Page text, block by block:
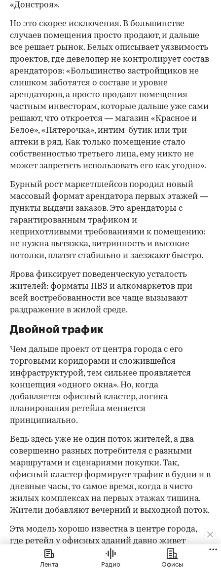
«Донстроя».
Но это скорее исключения. В большинстве
случаев помещения просто продают, и дальше
все решает рынок. Белых описывает уязвимость
проектов, где девелопер не контролирует состав
арендаторов: «Большинство застройщиков не
слишком заботятся о составе и уровне
арендаторов, а просто продают помещения
частным инвесторам, которые дальше уже сами
решают, что откроется — магазин «Красное и
Белое», «Пятерочка», интим-бутик или три
аптеки в ряд. Как только помещение стало
собственностью третьего лица, ему никто не
может запретить использовать его как угодно».
Бурный рост маркетплейсов породил новый
массовый формат арендатора первых этажей —
пункты выдачи заказов. Это арендаторы с
гарантированным трафиком и
неприхотливыми требованиями к помещению:
не нужна вытяжка, витринность и высокие
потолки, платят стабильно и заезжают быстро.
Ярова фиксирует поведенческую усталость
жителей: форматы ПВЗ и алкомаркетов при
всей востребованности все чаще вызывают
раздражение в жилой среде.
Двойной трафик
Чем дальше проект от центра города с его
торговыми коридорами и сложившейся
инфраструктурой, тем сильнее проявляется
концепция «одного окна». Но, когда
добавляется офисный кластер, логика
планирования ретейла меняется
принципиально.
Ведь здесь уже не один поток жителей, а два
совершенно разных потребителя с разными
маршрутами и сценариями покупки. Так,
офисный кластер формирует трафик в будни и в
дневные часы, то самое время, когда в чисто
жилых комплексах на первых этажах тишина.
Жители добавляют вечерний и выходной поток.
Эта модель хорошо известна в центре города,
где ретейл у офисных зданий давно живет
именно так. В «СберСити» она реализуется в
масштабе целого квартала: с жильем, офисами и
Лента Радио Офисы